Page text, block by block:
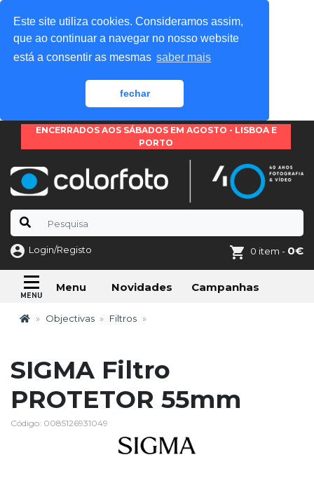
Este site utiliza cookies. Consideramos assim,
que ao continuar a navegar no nosso website
está a consentir as mesmas saber mais
fechar
ENCERRADOS AOS SÁBADOS EM AGOSTO - LISBOA E
PORTO
Login/Registo 0 item - 0€
Menu Novidades Campanhas
Objectivas Filtros
SIGMA Filtro
PROTETOR 55mm
Código: 0085126931049